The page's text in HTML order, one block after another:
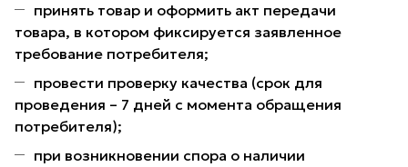
принять товар и оформить акт передачи
товара, в котором фиксируется заявленное
требование потребителя;
провести проверку качества (срок для
проведения – 7 дней с момента обращения
потребителя);
при возникновении спора о наличии